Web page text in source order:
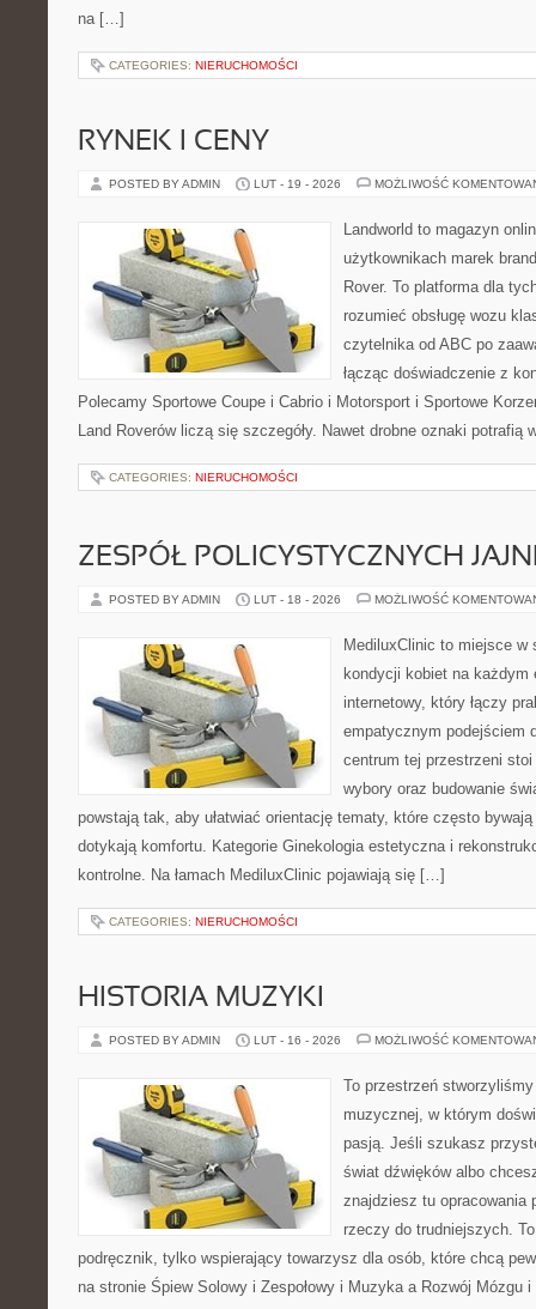
na […]
CATEGORIES: NIERUCHOMOŚCI
RYNEK I CENY
POSTED BY ADMIN LUT - 19 - 2026 MOŻLIWOŚĆ
Landworld to magazyn
użytkownikach marek
Rover. To platforma dla
rozumieć obsługę wozu
czytelnika od ABC po
łącząc doświadczenie z
Polecamy Sportowe Coupe i Cabrio i Motorsport i Sportowe
Land Roverów liczą się szczegóły. Nawet drobne oznaki
CATEGORIES: NIERUCHOMOŚCI
ZESPÓŁ POLICYSTYCZNYCH
POSTED BY ADMIN LUT - 18 - 2026 MOŻLIWOŚĆ
MediluxClinic to miejsce
kondycji kobiet na każdym
internetowy, który łączy
empatycznym podejściem
centrum tej przestrzeni
wybory oraz budowanie
powstają tak, aby ułatwiać orientację tematy, które często
dotykają komfortu. Kategorie Ginekologia estetyczna i
kontrolne. Na łamach MediluxClinic pojawiają się […]
CATEGORIES: NIERUCHOMOŚCI
HISTORIA MUZYKI
POSTED BY ADMIN LUT - 16 - 2026 MOŻLIWOŚĆ
To przestrzeń
muzycznej, w którym
pasją. Jeśli szukasz
świat dźwięków albo
znajdziesz tu opracowania
rzeczy do trudniejszych.
podręcznik, tylko wspierający towarzysz dla osób, które chcą
na stronie Śpiew Solowy i Zespołowy i Muzyka a Rozwój Mózgu